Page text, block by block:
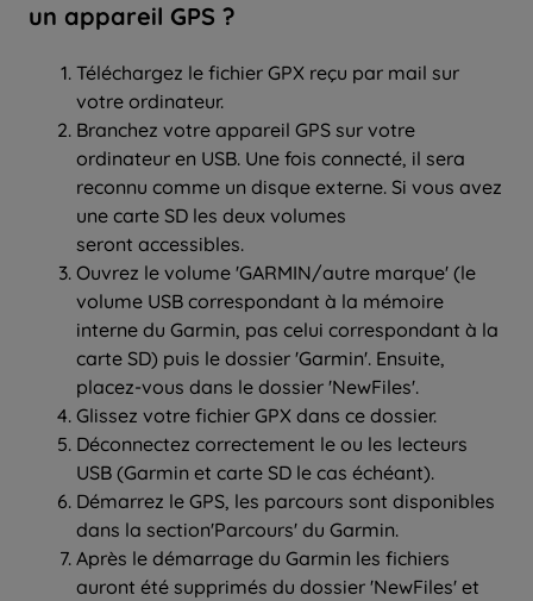
un appareil GPS ?
Téléchargez le fichier GPX reçu par mail sur
votre ordinateur.
Branchez votre appareil GPS sur votre
ordinateur en USB. Une fois connecté, il sera
reconnu comme un disque externe. Si vous avez
une carte SD les deux volumes
seront accessibles.
Ouvrez le volume 'GARMIN/autre marque' (le
volume USB correspondant à la mémoire
interne du Garmin, pas celui correspondant à la
carte SD) puis le dossier 'Garmin'. Ensuite,
placez-vous dans le dossier 'NewFiles'.
Glissez votre fichier GPX dans ce dossier.
Déconnectez correctement le ou les lecteurs
USB (Garmin et carte SD le cas échéant).
Démarrez le GPS, les parcours sont disponibles
dans la section'Parcours' du Garmin.
Après le démarrage du Garmin les fichiers
auront été supprimés du dossier 'NewFiles' et